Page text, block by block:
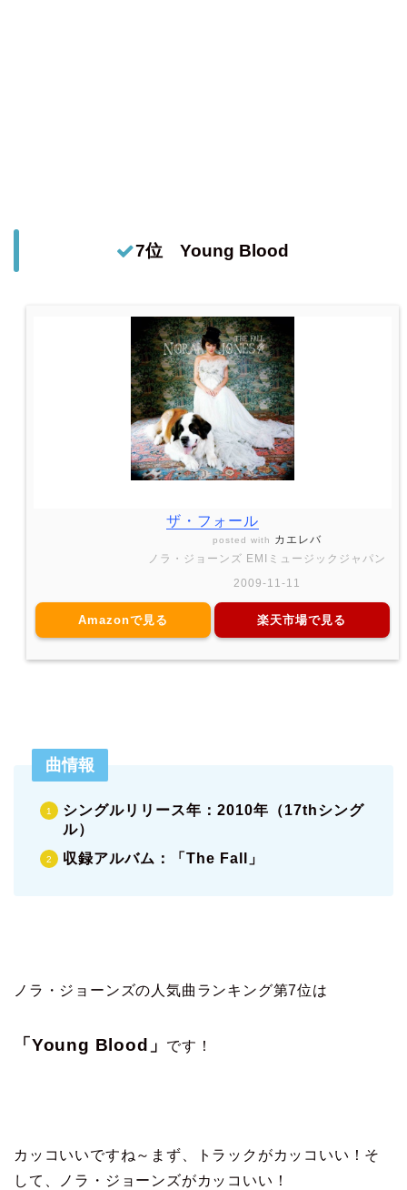
7位 Young Blood
ザ・フォール
posted with カエレバ
ノラ・ジョーンズ EMIミュージックジャパン
2009-11-11
Amazonで見る 楽天市場で見る
曲情報
シングルリリース年：2010年（17thシング
ル）
収録アルバム：「The Fall」
ノラ・ジョーンズの人気曲ランキング第7位は
「Young Blood」 です！
カッコいいですね～まず、トラックがカッコいい！そ
して、ノラ・ジョーンズがカッコいい！